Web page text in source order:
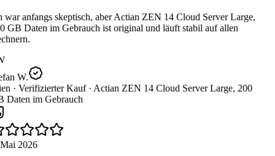
war anfangs skeptisch, aber Actian ZEN 14 Cloud Server Large,
GB Daten im Gebrauch ist original und läuft stabil auf allen
W.
· Verifizierter Kauf · Actian ZEN 14 Cloud Server Large, 200
Daten im Gebrauch
2026